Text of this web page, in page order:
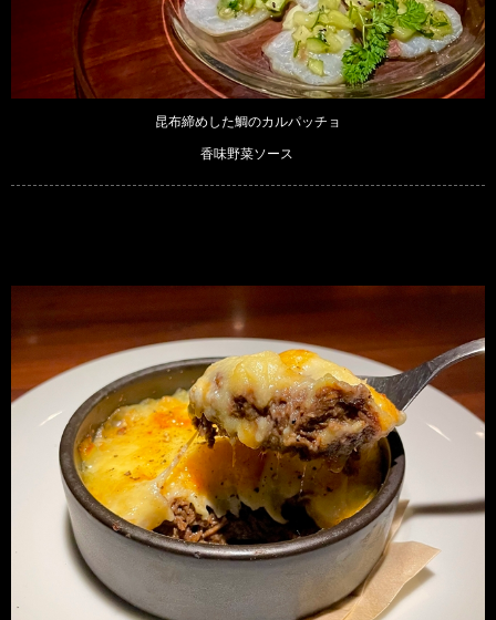
昆布締めした鯛のカルパッチョ
香味野菜ソース